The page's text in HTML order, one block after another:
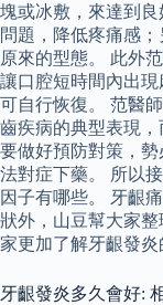
塊或冰敷，來達到
問題，降低疼痛感
原來的型態。 此外
讓口腔短時間內出
可自行恢復。 范醫
齒疾病的典型表現
要做好預防對策，
法對症下藥。 所以
因子有哪些。 牙齦
狀外，山豆幫大家
家更加了解牙齦發炎
牙齦發炎多久會好: